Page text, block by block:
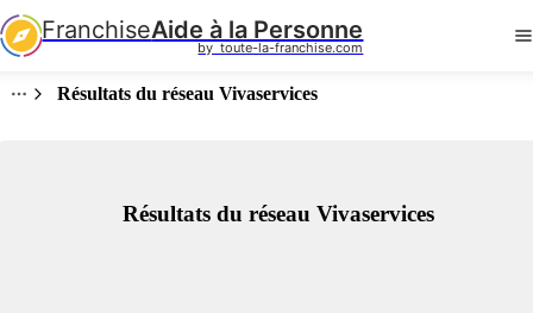
FranchiseAide à la Personne
by  toute-la-franchise.com
Résultats du réseau Vivaservices
Résultats du réseau Vivaservices